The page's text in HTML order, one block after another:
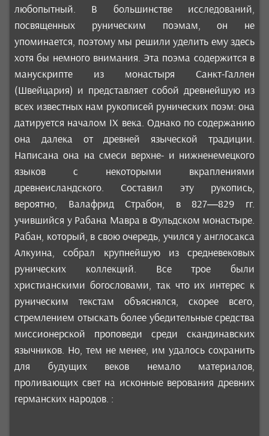
любопытный. В большинстве исследований,
посвященных руническим поэмам, он не
упоминается, поэтому мы решили уделить ему здесь
хотя бы немного внимания. Эта поэма содержится в
манускрипте из монастыря Санкт-Галлен
(Швейцария) и представляет собой древнейшую из
всех известных нам рукописей рунических поэм: она
датируется началом IX века. Однако по содержанию
она далека от древней языческой традиции.
Написана она на смеси верхне- и нижненемецкого
языков с некоторыми вкраплениями
древнеисландского. Составил эту рукопись,
вероятно, Валафрид Страбон, в 827—829 гг.
учившийся у Рабана Мавра в Фульдском монастыре.
Рабан, который, в свою очередь, учился у англосакса
Алкуина, собрал крупнейшую из средневековых
рунических коллекций. Все трое были
христианскими богословами, так что их интерес к
руническим текстам объяснялся, скорее всего,
стремлением отыскать более убедительные средства
миссионерской проповеди среди скандинавских
язычников. Но, тем не менее, им удалось сохранить
для будущих веков немало материалов,
проливающих свет на исконные верования древних
германских народов. :